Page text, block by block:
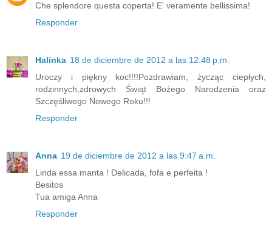
Che splendore questa coperta! E' veramente bellissima!
Responder
Halinka 18 de diciembre de 2012 a las 12:48 p.m.
Uroczy i piękny koc!!!!Pozdrawiam, życząc ciepłych,
rodzinnych,zdrowych Świąt Bożego Narodzenia oraz
Szczęśliwego Nowego Roku!!!
Responder
Anna 19 de diciembre de 2012 a las 9:47 a.m.
Linda essa manta ! Delicada, fofa e perfeita !
Besitos
Tua amiga Anna
Responder